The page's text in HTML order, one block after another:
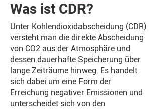
Was ist CDR?
Unter Kohlendioxidabscheidung (CDR)
versteht man die direkte Abscheidung
von CO2 aus der Atmosphäre und
dessen dauerhafte Speicherung über
lange Zeiträume hinweg. Es handelt
sich dabei um eine Form der
Erreichung negativer Emissionen und
unterscheidet sich von den